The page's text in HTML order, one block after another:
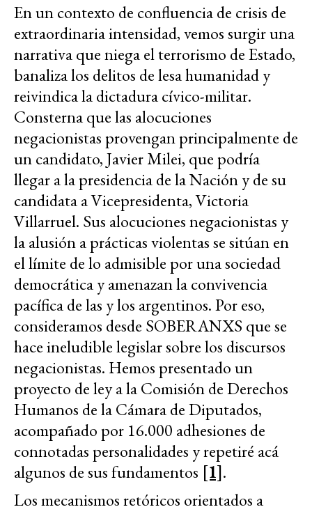
En un contexto de confluencia de crisis de
extraordinaria intensidad, vemos surgir una
narrativa que niega el terrorismo de Estado,
banaliza los delitos de lesa humanidad y
reivindica la dictadura cívico-militar.
Consterna que las alocuciones
negacionistas provengan principalmente de
un candidato, Javier Milei, que podría
llegar a la presidencia de la Nación y de su
candidata a Vicepresidenta, Victoria
Villarruel. Sus alocuciones negacionistas y
la alusión a prácticas violentas se sitúan en
el límite de lo admisible por una sociedad
democrática y amenazan la convivencia
pacífica de las y los argentinos. Por eso,
consideramos desde SOBERANXS que se
hace ineludible legislar sobre los discursos
negacionistas. Hemos presentado un
proyecto de ley a la Comisión de Derechos
Humanos de la Cámara de Diputados,
acompañado por 16.000 adhesiones de
connotadas personalidades y repetiré acá
algunos de sus fundamentos [1].
Los mecanismos retóricos orientados a